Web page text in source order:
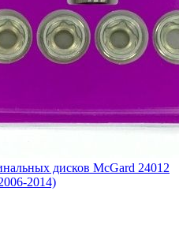
дисков McGard 24012
2014)